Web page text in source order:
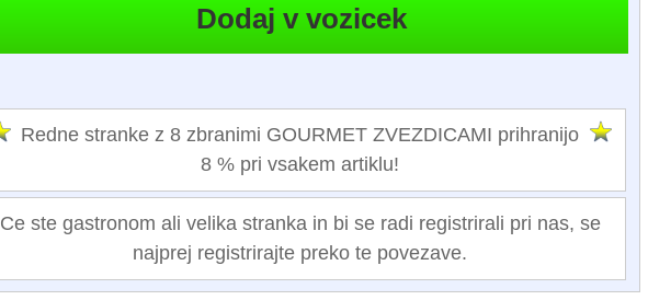
Redne stranke z 8 zbranimi GOURMET ZVEZDICAMI prihranijo
8 % pri vsakem artiklu!
Ce ste gastronom ali velika stranka in bi se radi registrirali pri nas, se
najprej registrirajte preko te povezave.